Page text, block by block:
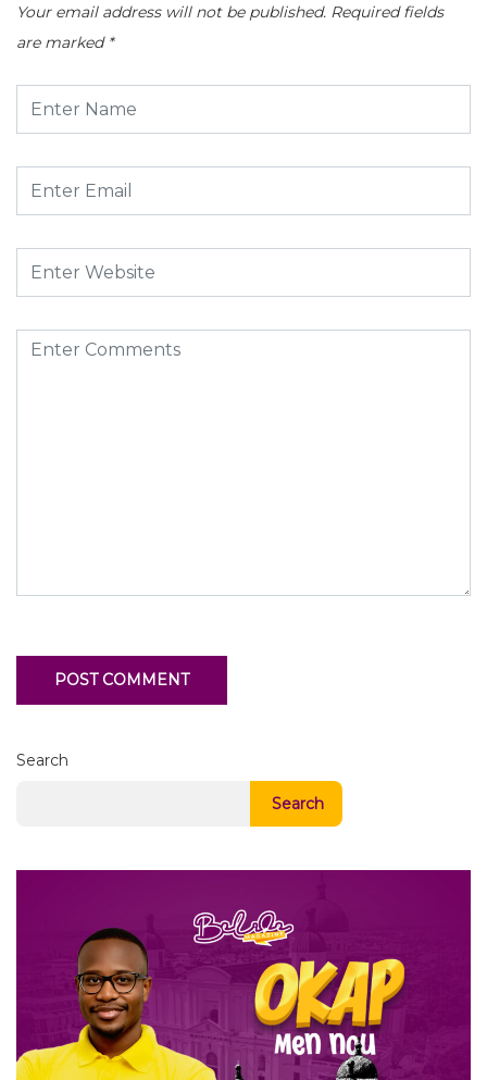
Your email address will not be published. Required fields
are marked *
Search
Search